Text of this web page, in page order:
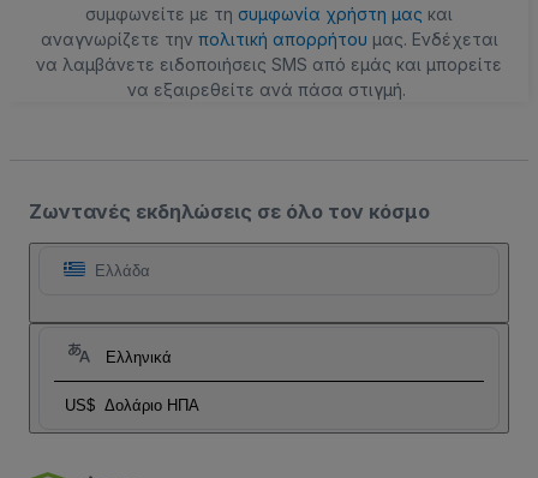
συμφωνείτε με τη συμφωνία χρήστη μας και
αναγνωρίζετε την πολιτική απορρήτου μας. Ενδέχεται
να λαμβάνετε ειδοποιήσεις SMS από εμάς και μπορείτε
να εξαιρεθείτε ανά πάσα στιγμή.
Ζωντανές εκδηλώσεις σε όλο τον κόσμο
Ελλάδα
Ελληνικά
US$ Δολάριο ΗΠΑ